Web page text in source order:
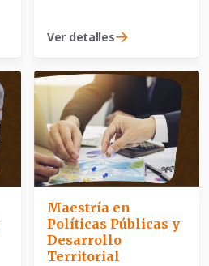
Ver detalles
Maestría en
Políticas Públicas y
Desarrollo
Territorial